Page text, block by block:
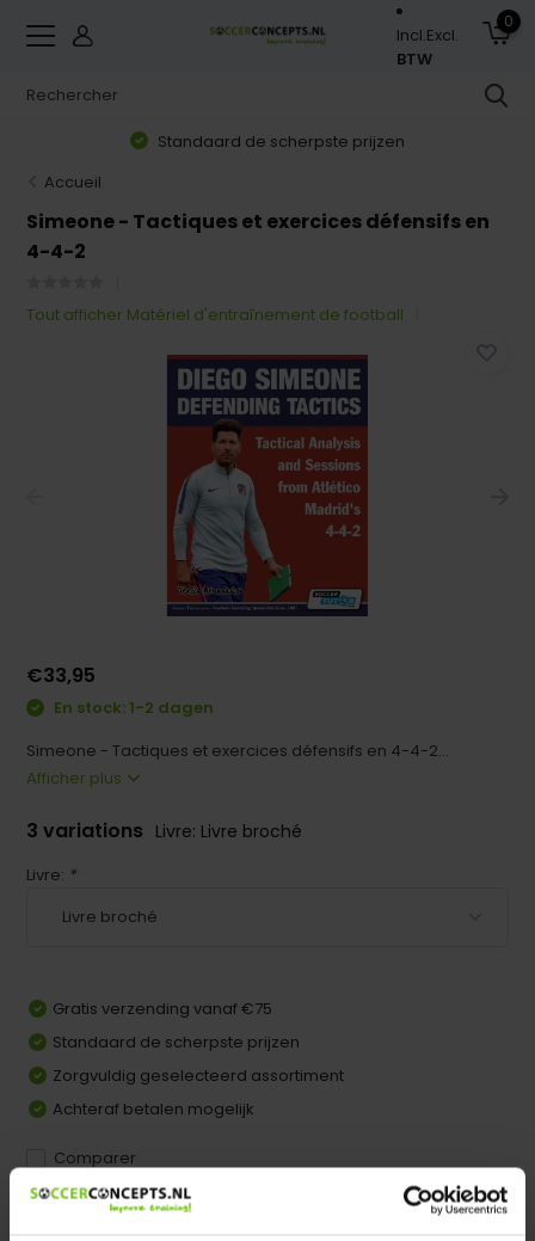
Incl.Excl.
BTW
0
Standaard de scherpste prijzen
Accueil
Simeone - Tactiques et exercices défensifs en
4-4-2
Tout afficher Matériel d'entraînement de football
€33,95
En stock: 1-2 dagen
Simeone - Tactiques et exercices défensifs en 4-4-2...
Afficher plus
3 variations Livre: Livre broché
Livre: *
Gratis verzending vanaf €75
Standaard de scherpste prijzen
Zorgvuldig geselecteerd assortiment
Achteraf betalen mogelijk
Comparer
Dir product is beschikbaar in de volgende varianten: